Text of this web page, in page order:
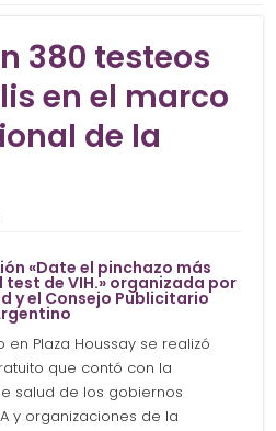
380 testeos
en el marco
de la
«Date el pinchazo más
de VIH.» organizada por
y el Consejo Publicitario
en Plaza Houssay se realizó
que contó con la
salud de los gobiernos
y organizaciones de la